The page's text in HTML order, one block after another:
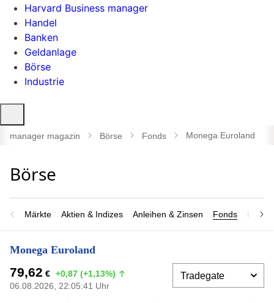
Harvard Business manager
Handel
Banken
Geldanlage
Börse
Industrie
öffnen
manager magazin Börse Fonds Monega Euroland
Märkte Aktien & Indizes Anleihen & Zinsen Fonds
Monega Euroland
79,62 € +0,87 (+1,13%)
06.08.2026, 22:05:41 Uhr